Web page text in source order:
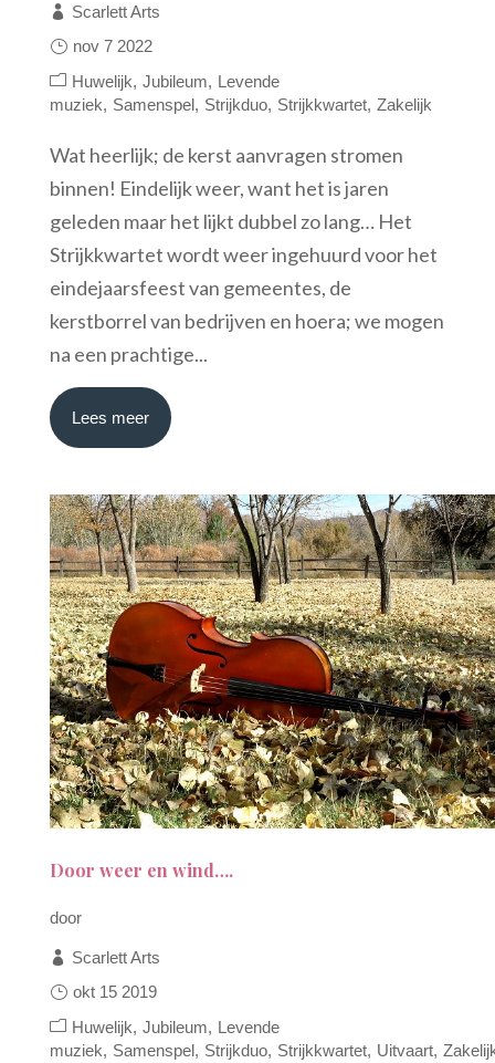
Scarlett Arts
nov 7 2022
Huwelijk Jubileum
Levende
muziek
Samenspel Strijkduo Strijkkwartet Zakelijk
Wat heerlijk; de kerst aanvragen stromen
binnen! Eindelijk weer, want het is jaren
geleden maar het lijkt dubbel zo lang… Het
Strijkkwartet wordt weer ingehuurd voor het
eindejaarsfeest van gemeentes, de
kerstborrel van bedrijven en hoera; we mogen
na een prachtige...
Lees meer
Door weer en wind….
door
Scarlett Arts
okt 15 2019
Huwelijk Jubileum
Levende
muziek
Samenspel Strijkduo Strijkkwartet Uitvaart